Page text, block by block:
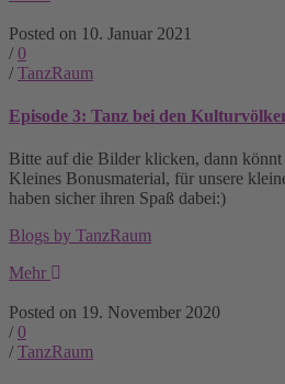
Posted on 10. Januar 2021
/ 0
/ TanzRaum
Episode 3: Tanz bei den
Bitte auf die Bilder klicken, dann könnt
Kleines Bonusmaterial, für unsere
haben sicher ihren Spaß dabei:)
Blogs by TanzRaum
Mehr
Posted on 19. November 2020
/ 0
/ TanzRaum